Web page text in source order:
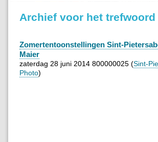
Archief voor het
Zomertentoonstellingen Sint-
Maier
zaterdag 28 juni 2014 800000025 (Sint-
Photo)